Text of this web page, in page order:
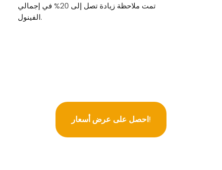
تمت ملاحظة زيادة تصل إلى 20% في إجمالي
الفينول.
احصل على عرض أسعار!